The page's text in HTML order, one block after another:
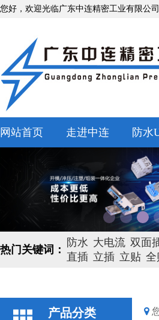
您好，欢迎光临广东中连精密工业有限公司
网站首页 走进中连 防水
热门关键词：
防水 大电流 双面
直插 立插 立贴 全
产品分类